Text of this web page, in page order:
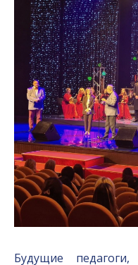
Будущие педагоги,